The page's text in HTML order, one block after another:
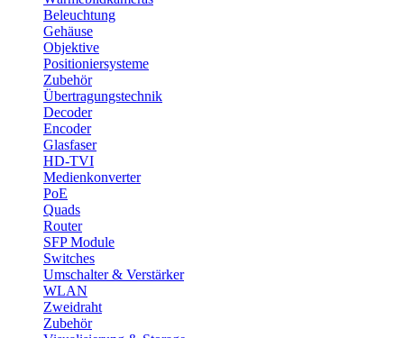
Beleuchtung
Gehäuse
Objektive
Positioniersysteme
Zubehör
Übertragungstechnik
Decoder
Encoder
Glasfaser
HD-TVI
Medienkonverter
PoE
Quads
Router
SFP Module
Switches
Umschalter & Verstärker
WLAN
Zweidraht
Zubehör